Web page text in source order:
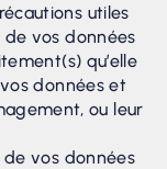
utiles
vos données
qu’elle
données et
ou leur
vos données